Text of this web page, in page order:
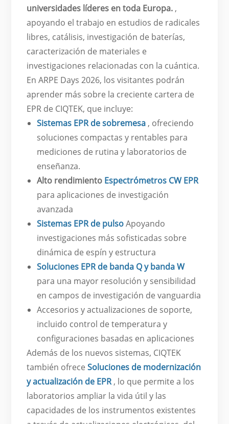
universidades líderes en toda Europa. ,
apoyando el trabajo en estudios de radicales
libres, catálisis, investigación de baterías,
caracterización de materiales e
investigaciones relacionadas con la cuántica.
En ARPE Days 2026, los visitantes podrán
aprender más sobre la creciente cartera de
EPR de CIQTEK, que incluye:
Sistemas EPR de sobremesa , ofreciendo
soluciones compactas y rentables para
mediciones de rutina y laboratorios de
enseñanza.
Alto rendimiento Espectrómetros CW EPR
para aplicaciones de investigación
avanzada
Sistemas EPR de pulsoApoyando
investigaciones más sofisticadas sobre
dinámica de espín y estructura
Soluciones EPR de banda Q y banda W
para una mayor resolución y sensibilidad
en campos de investigación de vanguardia
Accesorios y actualizaciones de soporte,
incluido control de temperatura y
configuraciones basadas en aplicaciones
Además de los nuevos sistemas, CIQTEK
también ofreceSoluciones de modernización
y actualización de EPR, lo que permite a los
laboratorios ampliar la vida útil y las
capacidades de los instrumentos existentes